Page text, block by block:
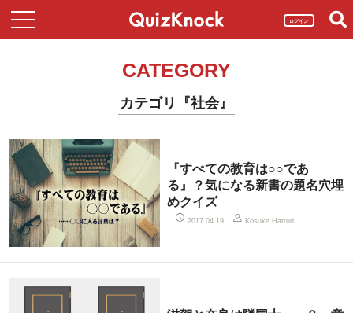
ログイン
CATEGORY
カテゴリ『社会』
『すべての教育は○○であ
る』？気になる新書の題名穴埋
めクイズ
2017.04.19 Kosuke Hattori